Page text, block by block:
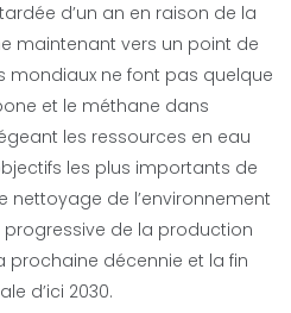
d’un an en raison de la
maintenant vers un point de
mondiaux ne font pas quelque
et le méthane dans
les ressources en eau
les plus importants de
nettoyage de l’environnement
de la production
décennie et la fin
d’ici 2030.